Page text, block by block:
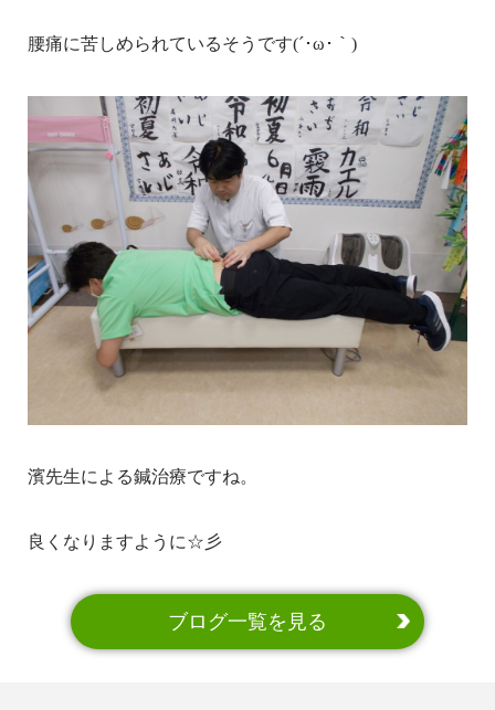
腰痛に苦しめられているそうです(´･ω･｀)
濱先生による鍼治療ですね。
良くなりますように☆彡
ブログ一覧を見る